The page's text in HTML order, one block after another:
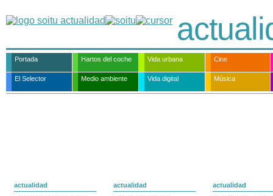
Portada Hartos del coche Vida urbana Cine
El Selector Medio ambiente Vida digital Música
actualidad
actualidad
actualidad